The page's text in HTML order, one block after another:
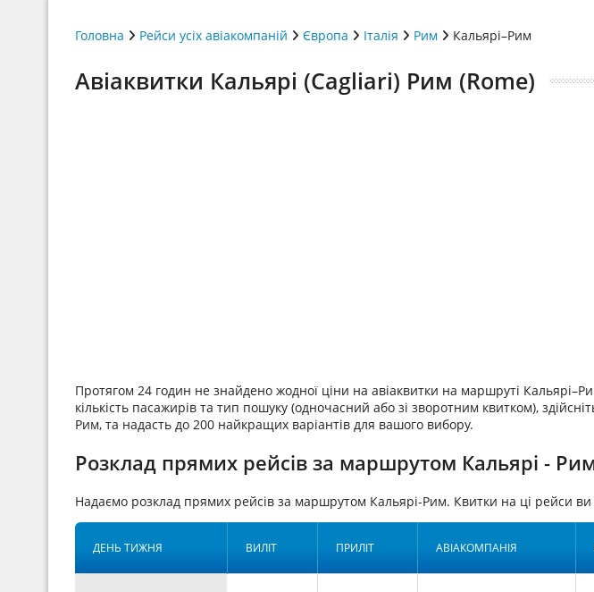
Головна Рейси усіх авіакомпаній Європа Італія Рим Кальярі–Рим
Авіаквитки Кальярі (Cagliari) Рим (Rome)
Протягом 24 годин не знайдено жодної ціни на авіаквитки на маршруті
кількість пасажирів та тип пошуку (одночасний або зі зворотним квитком),
Рим, та надасть до 200 найкращих варіантів для вашого вибору.
Розклад прямих рейсів за маршрутом Кальярі -
Надаємо розклад прямих рейсів за маршрутом Кальярі-Рим. Квитки на ці
ДЕНЬ ТИЖНЯ ВИЛІТ ПРИЛІТ АВІАКОМПАНІЯ